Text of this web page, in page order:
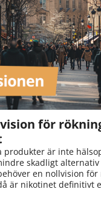
för
produkter är inte
skadligt
en nollvision
är nikotinet definitivt
att själv ta